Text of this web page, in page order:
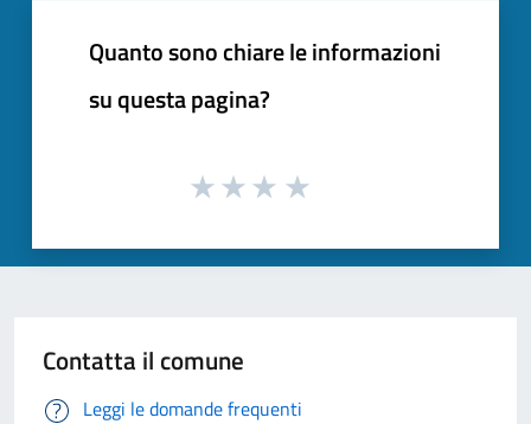
Quanto sono chiare le informazioni
su questa pagina?
Contatta il comune
Leggi le domande frequenti